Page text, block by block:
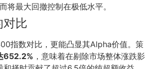
将最大回撤控制在极低水平。
对比
指数对比，更能凸显其Alpha价值。策
652.2% ，意味着在剔除市场整体涨跌影